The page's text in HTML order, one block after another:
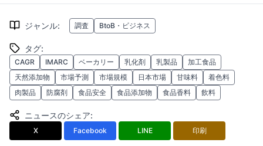
ジャンル: 調査 BtoB・ビジネス
タグ:
CAGR IMARC ベーカリー 乳化剤 乳製品
加工食品
天然添加物
市場予測 市場規模 日本市場 甘味料
着色料
肉製品
防腐剤 食品安全 食品添加物 食品香料 飲料
ニュースのシェア:
X Facebook LINE 印刷